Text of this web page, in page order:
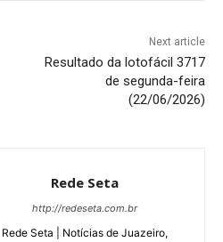
Next article
Resultado da lotofácil 3717
de segunda-feira
(22/06/2026)
Rede Seta
http://redeseta.com.br
Rede Seta | Notícias de Juazeiro,